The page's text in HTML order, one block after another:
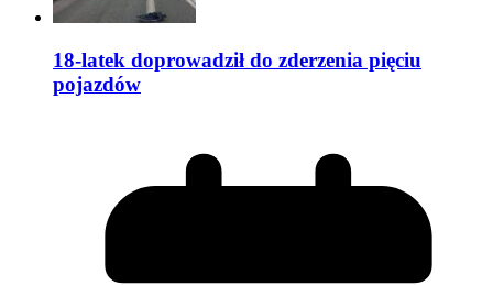
18-latek doprowadził do zderzenia pięciu
pojazdów